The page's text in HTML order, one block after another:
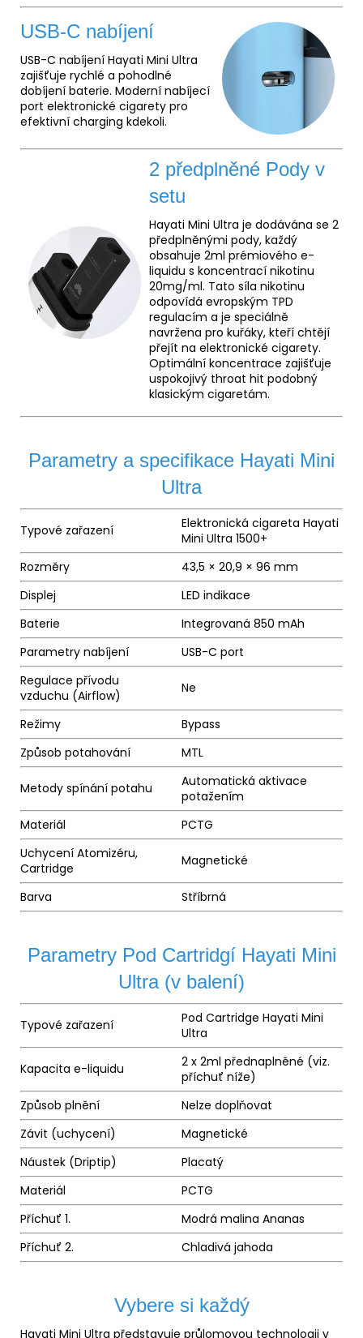
USB-C nabíjení
USB-C nabíjení Hayati Mini Ultra
zajišťuje rychlé a pohodlné
dobíjení baterie. Moderní nabíjecí
port elektronické cigarety pro
efektivní charging kdekoli.
2 předplněné Pody v
setu
Hayati Mini Ultra je dodávána se 2
předplněnými pody, každý
obsahuje 2ml prémiového e-
liquidu s koncentrací nikotinu
20mg/ml. Tato síla nikotinu
odpovídá evropským TPD
regulacím a je speciálně
navržena pro kuřáky, kteří chtějí
přejít na elektronické cigarety.
Optimální koncentrace zajišťuje
uspokojivý throat hit podobný
klasickým cigaretám.
Parametry a specifikace Hayati Mini
Ultra
Typové zařazení
Elektronická cigareta Hayati
Mini Ultra 1500+
Rozměry
43,5 × 20,9 × 96 mm
Displej
LED indikace
Baterie
Integrovaná 850 mAh
Parametry nabíjení
USB-C port
Regulace přívodu
vzduchu (Airflow) Ne
Režimy
Bypass
Způsob potahování
MTL
Metody spínání potahu
Automatická aktivace
potažením
Materiál
PCTG
Uchycení Atomizéru,
Cartridge
Magnetické
Barva Stříbrná
Parametry Pod Cartridgí Hayati Mini
Ultra (v balení)
Typové zařazení
Pod Cartridge Hayati Mini
Ultra
Kapacita e-liquidu
2 x 2ml přednaplněné (viz.
příchuť níže)
Způsob plnění
Nelze doplňovat
Závit (uchycení)
Magnetické
Náustek (Driptip)
Placatý
Materiál
PCTG
Příchuť 1.
Modrá malina Ananas
Příchuť 2.
Chladivá jahoda
Vybere si každý
Hayati Mini Ultra představuje průlomovou technologii v